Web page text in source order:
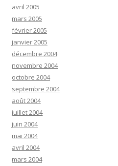
avril 2005
mars 2005
février 2005
janvier 2005
décembre 2004
novembre 2004
octobre 2004
septembre 2004
août 2004
juillet 2004
juin 2004
mai 2004
avril 2004
mars 2004